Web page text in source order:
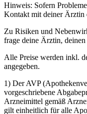
Hinweis: Sofern
Kontakt mit deiner Ärztin
Zu Risiken und
frage deine Ärztin,
Alle Preise werden inkl.
angegeben.
1) Der AVP
vorgeschriebene
Arzneimittel gemäß
gilt einheitlich für alle